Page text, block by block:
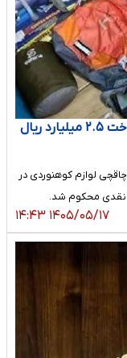
قاچاقچی لوازم کوهنوردی در جلفا به پرداخت ۲.۵ میلیارد ریال
لوازم کوهنوردی در
۱۴۰۵/۰۵/۱۷ ۱۴:۴۳